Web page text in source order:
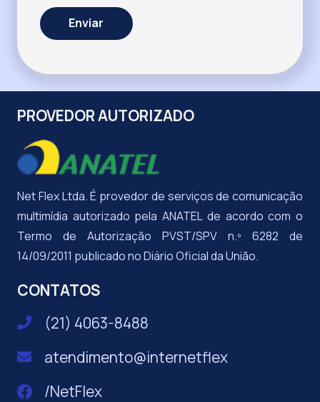
PROVEDOR AUTORIZADO
Net Flex Ltda. É provedor de serviços de comunicação
multimídia autorizado pela ANATEL de acordo com o
Termo de Autorização PVST/SPV n.º 6282 de
14/09/2011 publicado no Diário Oficial da União.
CONTATOS
(21) 4063-8488
atendimento@internetflex
/NetFlex